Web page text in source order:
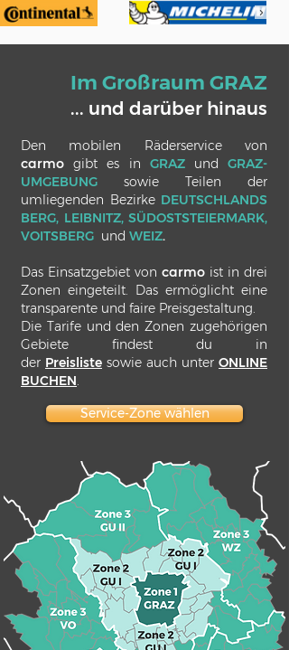
Im Großraum GRAZ
... und darüber hinaus
Den mobilen Räderservice von
carmo gibt es in GRAZund
GRAZ-
UMGEBUNG sowie Teilen der
umliegenden Bezirke DEUTSCHLANDS
BERG, LEIBNITZ, SÜDOSTSTEIERMARK,
VOITSBERG und WEIZ.
Das Einsatzgebiet von carmo ist in drei
Zonen eingeteilt. Das ermöglicht eine
transparente und faire Preisgestaltung.
Die Tarife und den Zonen zugehörigen
Gebiete findest du in
der Preisliste sowie auch unter ONLINE
BUCHEN.
Service-Zone wählen